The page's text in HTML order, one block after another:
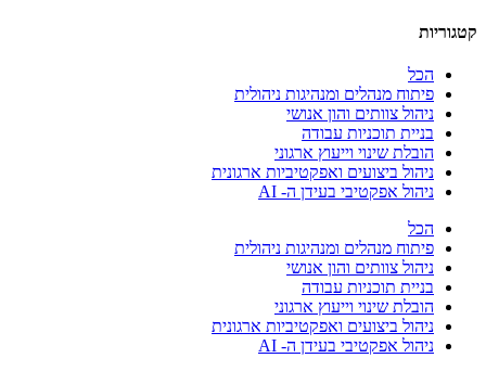
קטגוריות
הכל
פיתוח מנהלים ומנהיגות ניהולית
ניהול צוותים והון אנושי
בניית תוכניות עבודה
הובלת שינוי וייעוץ ארגוני
ניהול ביצועים ואפקטיביות ארגונית
ניהול אפקטיבי בעידן ה- AI
הכל
פיתוח מנהלים ומנהיגות ניהולית
ניהול צוותים והון אנושי
בניית תוכניות עבודה
הובלת שינוי וייעוץ ארגוני
ניהול ביצועים ואפקטיביות ארגונית
ניהול אפקטיבי בעידן ה- AI